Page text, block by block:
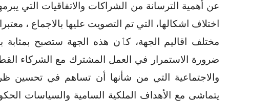
عن أهمية الترسانة من الشراكات والاتفاقيات التي
اختلاف اشكالها، التي تم التصويت عليها بالاجماع ،
مختلف اقاليم الجهة، كٱن هذه الجهة ستصبح بمثابة
ضرورة الاستمرار في العمل المشترك مع الشركاء
والاجتماعية التي من شأنها أن تساهم في تحسين
يتماشى مع الأهداف الملكية السامية والسياسات